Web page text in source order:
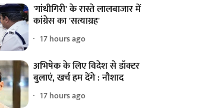
'गांधीगिरी' के रास्ते लालबाजार में
कांग्रेस का 'सत्याग्रह'
17 hours ago
अभिषेक के लिए विदेश से डॉक्टर
बुलाएं, खर्च हम देंगे : नौशाद
17 hours ago